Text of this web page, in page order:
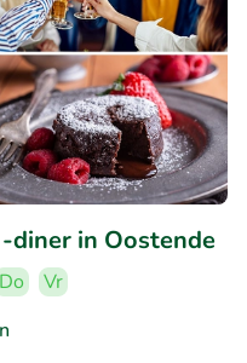
diner in Oostende
Do
Vr